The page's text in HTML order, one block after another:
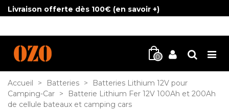
Livraison offerte dès 100€ (en savoir +)
0
Accueil > Batteries >
Batteries Lithium 12V pour
Camping-Car >
Batterie Lithium Fer 12V 100Ah et 200Ah
de cellule bateaux et camping cars